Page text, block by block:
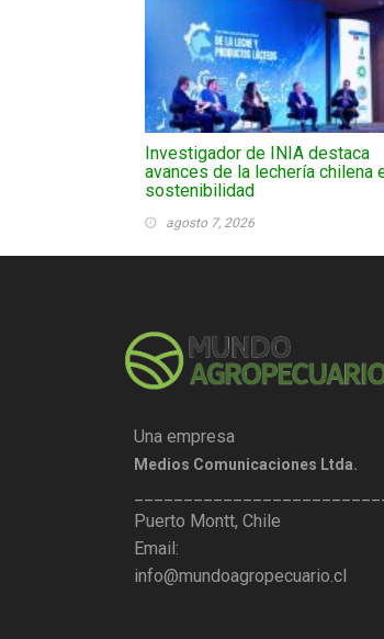
Investigador de INIA destaca
avances de la lechería chilena
sostenibilidad
agosto 7, 2026
Una empresa
Medios Comunicaciones Ltda.
Puerto Montt, Chile
Email:
info@mundoagropecuario.cl